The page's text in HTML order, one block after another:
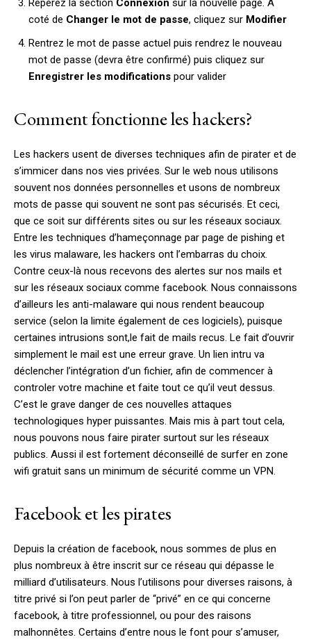
Repérez la section Connexion sur la nouvelle page. A
coté de Changer le mot de passe, cliquez sur Modifier
Rentrez le mot de passe actuel puis rendrez le nouveau
mot de passe (devra être confirmé) puis cliquez sur
Enregistrer les modifications pour valider
Comment fonctionne les hackers?
Les hackers usent de diverses techniques afin de pirater et de
s’immicer dans nos vies privées. Sur le web nous utilisons
souvent nos données personnelles et usons de nombreux
mots de passe qui souvent ne sont pas sécurisés. Et ceci,
que ce soit sur différents sites ou sur les réseaux sociaux.
Entre les techniques d’hameçonnage par page de pishing et
les virus malaware, les hackers ont l’embarras du choix.
Contre ceux-là nous recevons des alertes sur nos mails et
sur les réseaux sociaux comme facebook. Nous connaissons
d’ailleurs les anti-malaware qui nous rendent beaucoup
service (selon la limite également de ces logiciels), puisque
certaines intrusions sont,le fait de mails recus. Le fait d’ouvrir
simplement le mail est une erreur grave. Un lien intru va
déclencher l’intégration d’un fichier, afin de commencer à
controler votre machine et faite tout ce qu’il veut dessus.
C’est le grave danger de ces nouvelles attaques
technologiques hyper puissantes. Mais mis à part tout cela,
nous pouvons nous faire pirater surtout sur les réseaux
publics. Aussi il est fortement déconseillé de surfer en zone
wifi gratuit sans un minimum de sécurité comme un VPN.
Facebook et les pirates
Depuis la création de facebook, nous sommes de plus en
plus nombreux à être inscrit sur ce réseau qui dépasse le
milliard d’utilisateurs. Nous l’utilisons pour diverses raisons, à
titre privé si l’on peut parler de “privé” en ce qui concerne
facebook, à titre professionnel, ou pour des raisons
malhonnêtes. Certains d’entre nous le font pour s’amuser,